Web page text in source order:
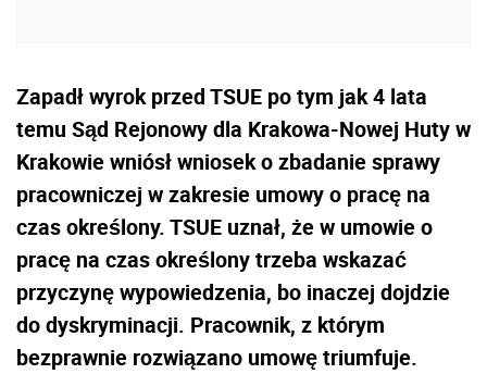
Zapadł wyrok przed TSUE po tym jak 4 lata
temu Sąd Rejonowy dla Krakowa-Nowej Huty w
Krakowie wniósł wniosek o zbadanie sprawy
pracowniczej w zakresie umowy o pracę na
czas określony. TSUE uznał, że w umowie o
pracę na czas określony trzeba wskazać
przyczynę wypowiedzenia, bo inaczej dojdzie
do dyskryminacji. Pracownik, z którym
bezprawnie rozwiązano umowę triumfuje.